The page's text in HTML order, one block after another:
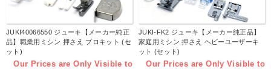
JUKI40066550 ジューキ【メーカー純正
品】職業用ミシン 押さえ プロキット (セ
ット)
Our Prices are Only Visible to
JUKI-FK2 ジューキ【メーカー純正品】
家庭用ミシン 押さえ ヘビーユーザーキ
ット (セット)
Our Prices are Only Visible to